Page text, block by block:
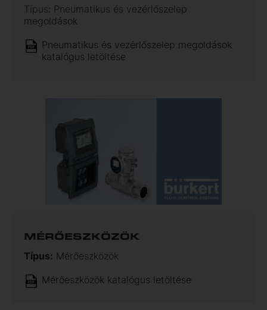
Típus: Pneumatikus és vezérlőszelep
megoldások
Pneumatikus és vezérlőszelep megoldások
katalógus letöltése
MÉRŐESZKÖZÖK
Típus: Mérőeszközök
Mérőeszközök katalógus letöltése